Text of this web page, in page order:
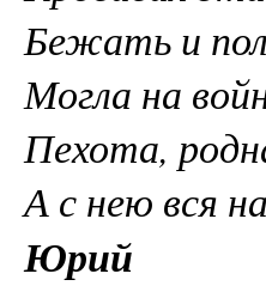
Бежать и
Могла на
Пехота,
А с нею вся
Юрий